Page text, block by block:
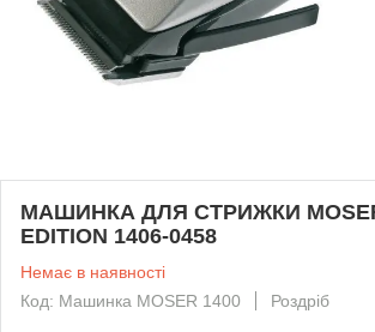
МАШИНКА ДЛЯ СТРИЖКИ
EDITION 1406-0458
Немає в наявності
Код: Машинка MOSER 1400
Роздріб